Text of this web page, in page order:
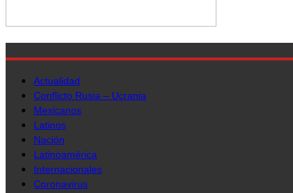
Actualidad
Conflicto Rusia – Ucrania
Mexicanos
Latinos
Nación
Latinoamérica
Internacionales
Coronavirus